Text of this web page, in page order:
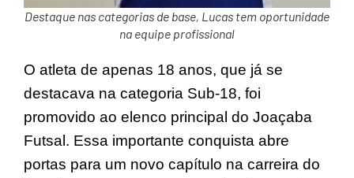
Destaque nas categorias de base, Lucas tem oportunidade
na equipe profissional
O atleta de apenas 18 anos, que já se
destacava na categoria Sub-18, foi
promovido ao elenco principal do Joaçaba
Futsal. Essa importante conquista abre
portas para um novo capítulo na carreira do